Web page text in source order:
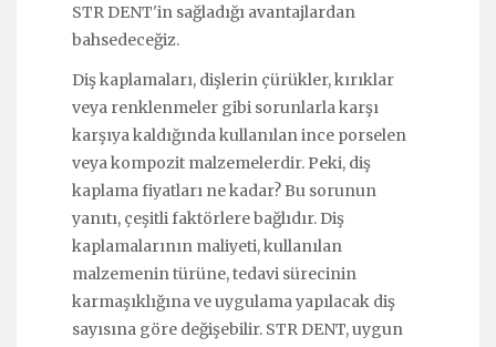
STR DENT'in sağladığı avantajlardan
bahsedeceğiz.
Diş kaplamaları, dişlerin çürükler, kırıklar
veya renklenmeler gibi sorunlarla karşı
karşıya kaldığında kullanılan ince porselen
veya kompozit malzemelerdir. Peki, diş
kaplama fiyatları ne kadar? Bu sorunun
yanıtı, çeşitli faktörlere bağlıdır. Diş
kaplamalarının maliyeti, kullanılan
malzemenin türüne, tedavi sürecinin
karmaşıklığına ve uygulama yapılacak diş
sayısına göre değişebilir. STR DENT, uygun